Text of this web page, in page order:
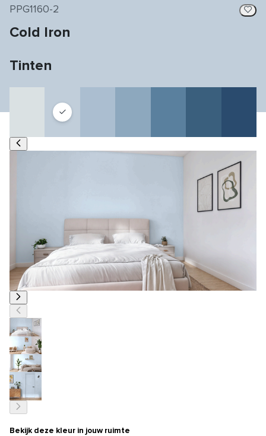
PPG1160-2
Cold Iron
Tinten
Bekijk deze kleur in jouw ruimte